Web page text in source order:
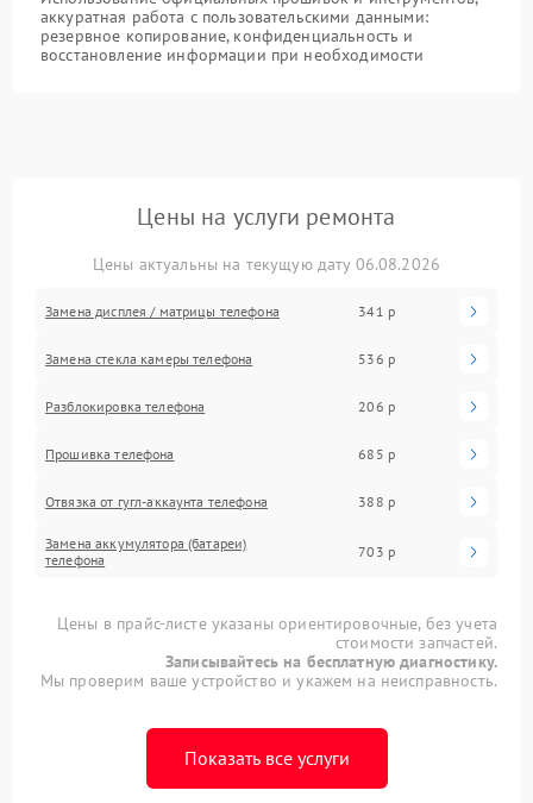
аккуратная работа с пользовательскими данными:
резервное копирование, конфиденциальность и
восстановление информации при необходимости
Цены на услуги ремонта
Цены актуальны на текущую дату 06.08.2026
Замена дисплея / матрицы телефона 341 р
Замена стекла камеры телефона 536 р
Разблокировка телефона 206 р
Прошивка телефона 685 р
Отвязка от гугл-аккаунта телефона 388 р
Замена аккумулятора (батареи)
телефона
703 р
Цены в прайс-листе указаны ориентировочные, без учета
стоимости запчастей.
Записывайтесь на бесплатную диагностику.
Мы проверим ваше устройство и укажем на неисправность.
Показать все услуги